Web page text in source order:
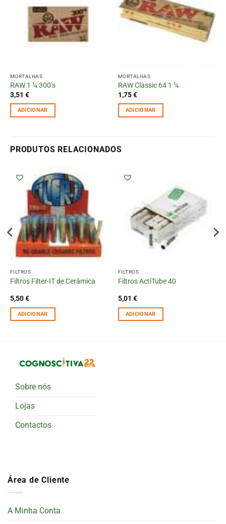
MORTALHAS
RAW 1 ¼ 300’s
3,51 €
ADICIONAR
MORTALHAS
RAW Classic 64 1 ¼
1,75€
ADICIONAR
PRODUTOS RELACIONADOS
FILTROS
Filtros Filter-IT de Cerâmica
5,50€
ADICIONAR
FILTROS
Filtros ActiTube 40
5,01 €
ADICIONAR
Sobre nós
Lojas
Contactos
Área de Cliente
A Minha Conta